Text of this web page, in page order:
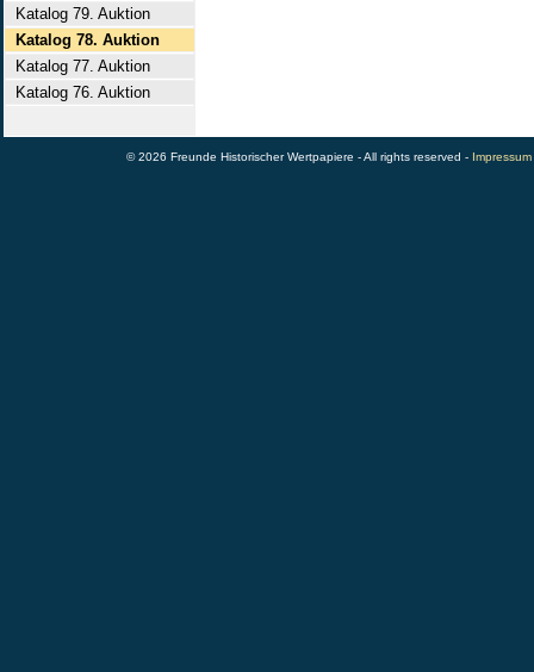
Katalog 79. Auktion
Katalog 78. Auktion
Katalog 77. Auktion
Katalog 76. Auktion
© 2026 Freunde Historischer Wertpapiere - All rights reserved - Impressum